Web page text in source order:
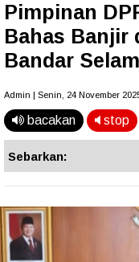
Pimpinan
Bahas Banjir
Bandar
Admin | Senin, 24 November
bacakan stop
Sebarkan: